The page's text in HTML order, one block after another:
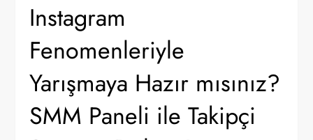
Instagram
Fenomenleriyle
Yarışmaya Hazır mısınız?
SMM Paneli ile Takipçi